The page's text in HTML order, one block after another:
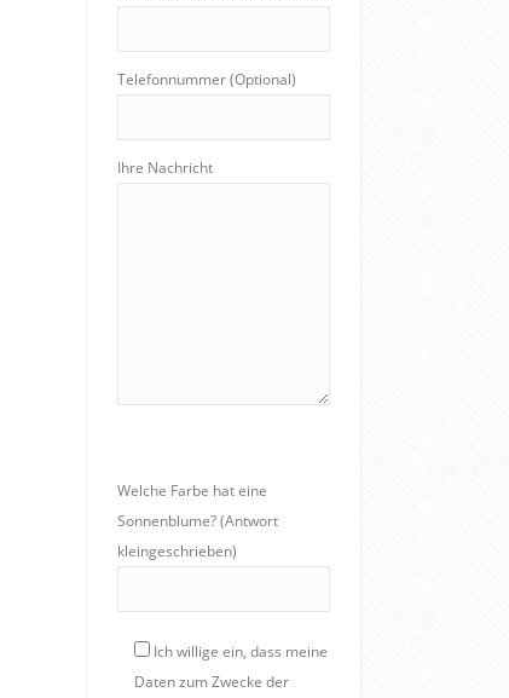
Telefonnummer (Optional)
Ihre Nachricht
Welche Farbe hat eine
Sonnenblume? (Antwort
kleingeschrieben)
Ich willige ein, dass meine
Daten zum Zwecke der